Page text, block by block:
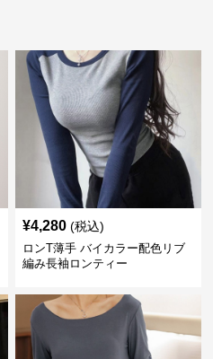
¥4,280 (税込)
ロンT薄手 バイカラー配色リブ
編み長袖ロンティー